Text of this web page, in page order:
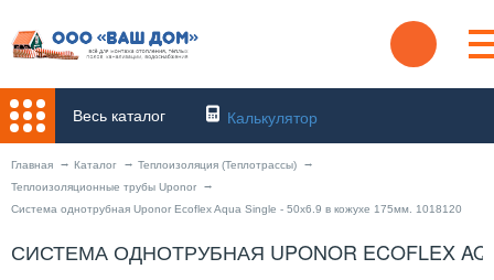
Весь каталог Калькулятор
Главная Каталог
Теплоизоляция (Теплотрассы)
Теплоизоляционные трубы Uponor
Система однотрубная Uponor Ecoflex Aqua Single - 50x6.9 в кожухе 175мм. 1018120
СИСТЕМА ОДНОТРУБНАЯ UPONOR ECOFLEX